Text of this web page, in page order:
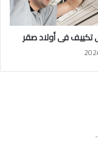
فى أولاد صقر